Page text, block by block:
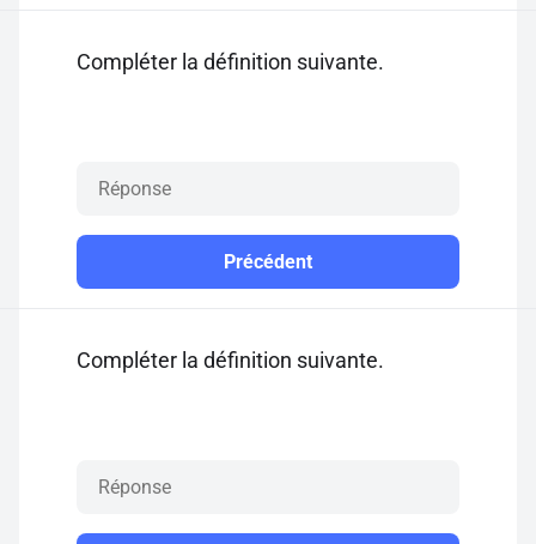
Compléter la définition suivante.
Précédent
Compléter la définition suivante.